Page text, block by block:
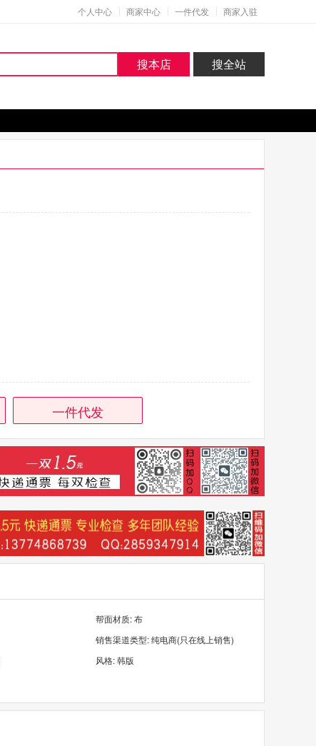
个人中心 商家中心 一件代发 商家入驻
搜本店 搜全站
一件代发
帮面材质: 布
销售渠道类型: 纯电商(只在线上销售)
风格: 韩版